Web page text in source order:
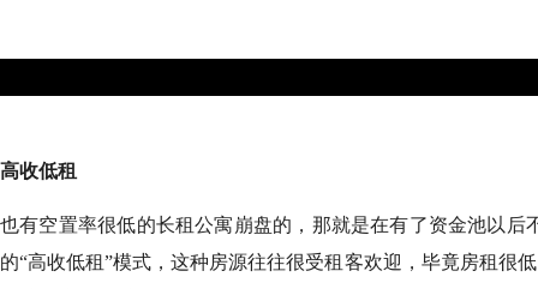
高收低租
也有空置率很低的长租公寓崩盘的，那就是在有了资金池以
的“高收低租”模式，这种房源往往很受租客欢迎，毕竟房租很